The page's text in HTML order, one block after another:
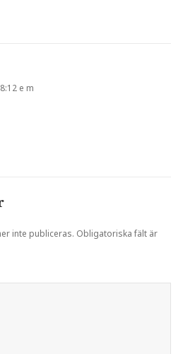
e m
inte publiceras. Obligatoriska fält är